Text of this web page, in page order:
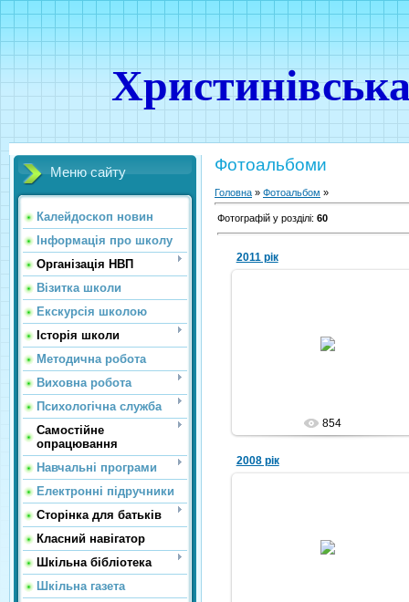
Меню сайту
Калейдоскоп новин
Інформація про школу
Організація НВП
Візитка школи
Екскурсія школою
Історія школи
Методична робота
Виховна робота
Психологічна служба
Самостійне
опрацювання
Навчальні програми
Електронні підручники
Сторінка для батьків
Класний навігатор
Шкільна бібліотека
Шкільна газета
Фотоальбоми
Головна » Фотоальбом »
Фотографій у розділі: 60
2011 рік
854
2008 рік